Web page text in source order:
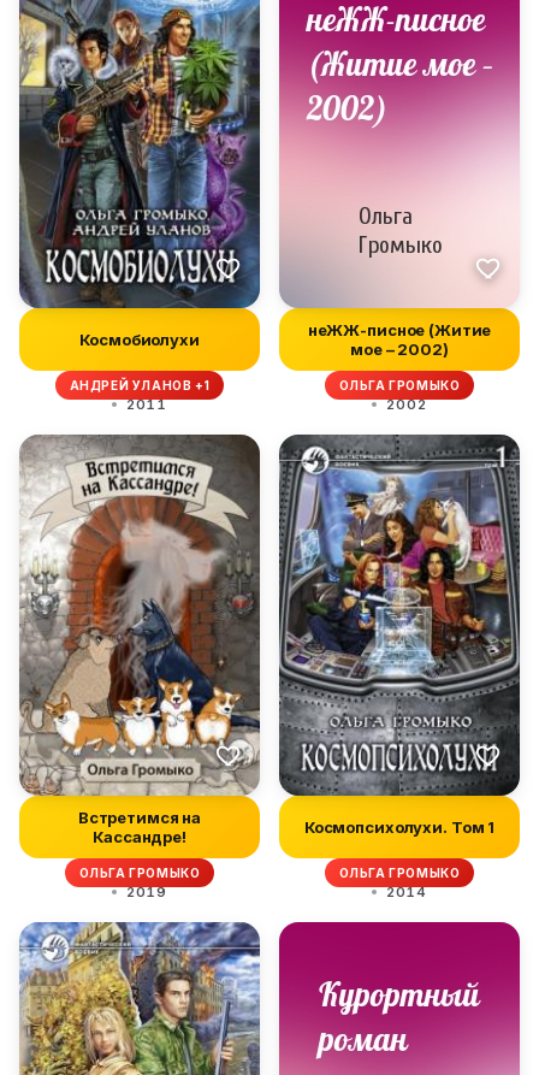
Космобиолухи
АНДРЕЙ УЛАНОВ +1
2011
неЖЖ-писное (Житие
мое – 2002)
ОЛЬГА ГРОМЫКО
2002
Встретимся на
Кассандре!
ОЛЬГА ГРОМЫКО
2019
Космопсихолухи. Том 1
ОЛЬГА ГРОМЫКО
2014